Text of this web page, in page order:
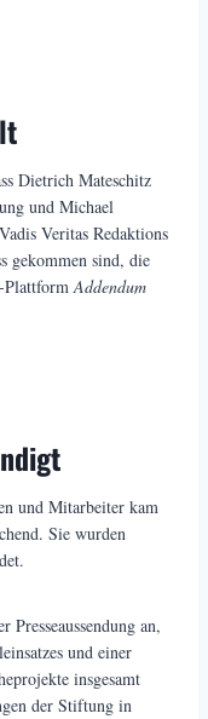
Dietrich Mateschitz
und Michael
Veritas Redaktions
gekommen sind, die
PlattformAddendum
und Mitarbeiter kam
Sie wurden
an,
und einer
insgesamt
der Stiftung in